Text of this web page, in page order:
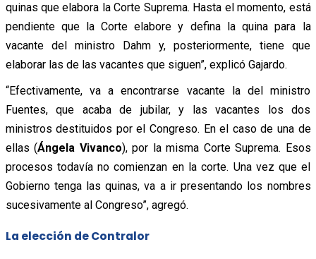
quinas que elabora la Corte Suprema. Hasta el momento, está
pendiente que la Corte elabore y defina la quina para la
vacante del ministro Dahm y, posteriormente, tiene que
elaborar las de las vacantes que siguen”, explicó Gajardo.
“Efectivamente, va a encontrarse vacante la del ministro
Fuentes, que acaba de jubilar, y las vacantes los dos
ministros destituidos por el Congreso. En el caso de una de
ellas (Ángela Vivanco), por la misma Corte Suprema. Esos
procesos todavía no comienzan en la corte. Una vez que el
Gobierno tenga las quinas, va a ir presentando los nombres
sucesivamente al Congreso”, agregó.
La elección de Contralor